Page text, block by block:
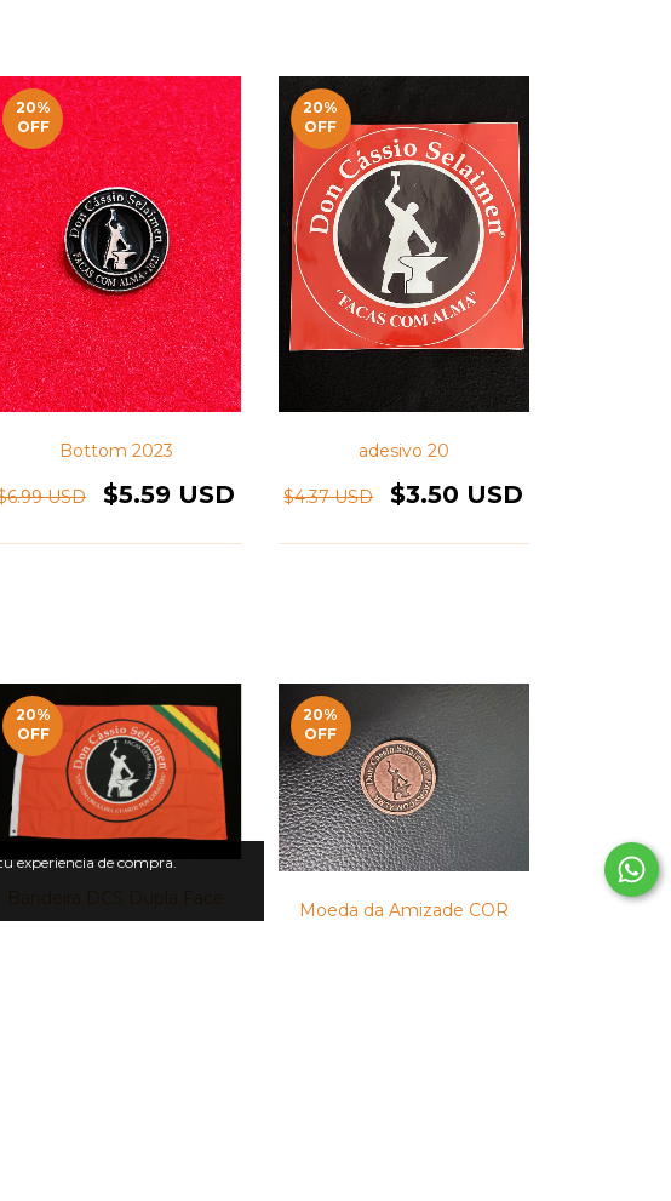
experiencia de compra.
20%
OFF
Bottom 2023
USD $5.59 USD
20%
OFF
adesivo 20
$4.37 USD $3.50 USD
20%
OFF
20%
OFF
Moeda da Amizade COR